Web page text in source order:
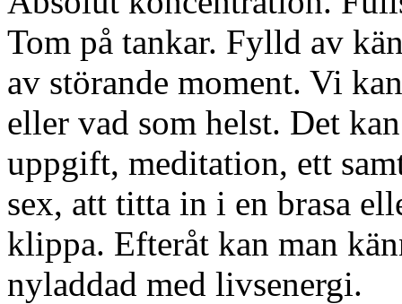
Tom på tankar. Fylld av
av störande moment. Vi
eller vad som helst. Det
uppgift, meditation, ett
sex, att titta in i en brasa
klippa. Efteråt kan man
nyladdad med livsenergi.